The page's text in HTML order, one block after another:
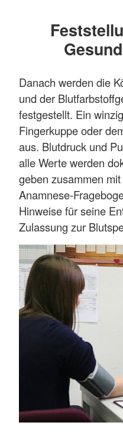
Danach werden die
und der
festgestellt. Ein
Fingerkuppe oder
aus. Blutdruck und
alle Werte werden
geben zusammen
Anamnese-
Hinweise für seine
Zulassung zur